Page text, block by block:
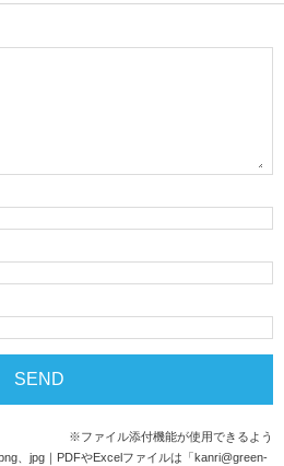
※ファイル添付機能が使用できるよう
、jpg｜PDFやExcelファイルは「 kanri@green-